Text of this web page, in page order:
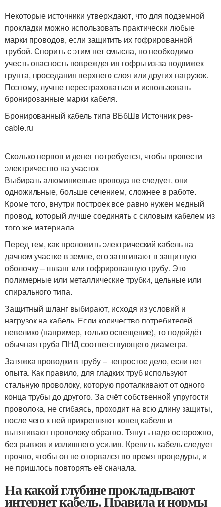
Некоторые источники утверждают, что для подземной
прокладки можно использовать практически любые
марки проводов, если защитить их гофрированной
трубой. Спорить с этим нет смысла, но необходимо
учесть опасность повреждения гофры из-за подвижек
грунта, проседания верхнего слоя или других нагрузок.
Поэтому, лучше перестраховаться и использовать
бронированные марки кабеля.
Бронированный кабель типа ВБбШв Источник pes-
cable.ru
Сколько нервов и денег потребуется, чтобы провести
электричество на участок
Выбирать алюминиевые провода не следует, они
одножильные, больше сечением, сложнее в работе.
Кроме того, внутри построек все равно нужен медный
провод, который лучше соединять с силовым кабелем из
того же материала.
Перед тем, как проложить электрический кабель на
дачном участке в земле, его затягивают в защитную
оболочку – шланг или гофрированную трубу. Это
полимерные или металлические трубки, цельные или
спирального типа.
Защитный шланг выбирают, исходя из условий и
нагрузок на кабель. Если количество потребителей
невелико (например, только освещение), то подойдёт
обычная труба ПНД соответствующего диаметра.
Затяжка проводки в трубу – непростое дело, если нет
опыта. Как правило, для гладких труб используют
стальную проволоку, которую проталкивают от одного
конца трубы до другого. За счёт собственной упругости
проволока, не сгибаясь, проходит на всю длину защиты,
после чего к ней прикрепляют конец кабеля и
вытягивают проволоку обратно. Тянуть надо осторожно,
без рывков и излишнего усилия. Крепить кабель следует
прочно, чтобы он не оторвался во время процедуры, и
не пришлось повторять её сначала.
На какой глубине прокладывают
интернет кабель. Правила и нормы